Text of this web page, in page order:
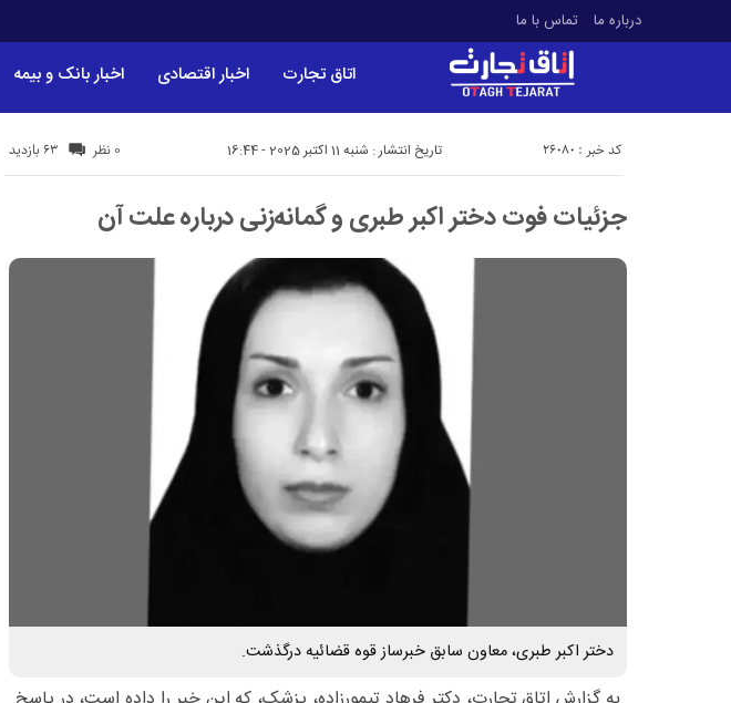
درباره ما تماس با ما
اتاق تجارت اخبار اقتصادی اخبار بانک و بیمه
تاریخ انتشار : شنبه 11 اکتبر 2025 - 16:44 63 بازدید کد خبر : 26080 0 نظر
جزئیات فوت دختر اکبر طبری و گمانه‌زنی درباره علت آن
دختر اکبر طبری، معاون سابق خبرساز قوه قضائیه درگذشت.